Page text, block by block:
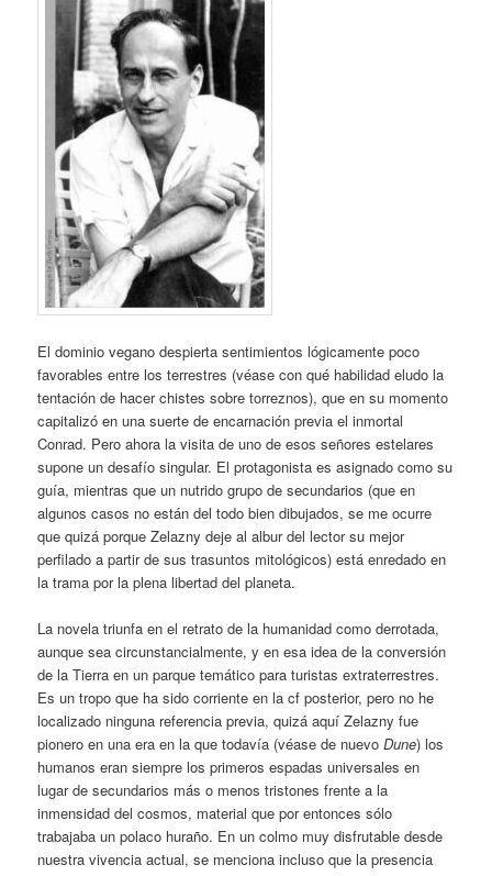
El dominio vegano despierta sentimientos lógicamente poco
favorables entre los terrestres (véase con qué habilidad eludo la
tentación de hacer chistes sobre torreznos), que en su momento
capitalizó en una suerte de encarnación previa el inmortal
Conrad. Pero ahora la visita de uno de esos señores estelares
supone un desafío singular. El protagonista es asignado como su
guía, mientras que un nutrido grupo de secundarios (que en
algunos casos no están del todo bien dibujados, se me ocurre
que quizá porque Zelazny deje al albur del lector su mejor
perfilado a partir de sus trasuntos mitológicos) está enredado en
la trama por la plena libertad del planeta.
La novela triunfa en el retrato de la humanidad como derrotada,
aunque sea circunstancialmente, y en esa idea de la conversión
de la Tierra en un parque temático para turistas extraterrestres.
Es un tropo que ha sido corriente en la cf posterior, pero no he
localizado ninguna referencia previa, quizá aquí Zelazny fue
pionero en una era en la que todavía (véase de nuevoDune) los
humanos eran siempre los primeros espadas universales en
lugar de secundarios más o menos tristones frente a la
inmensidad del cosmos, material que por entonces sólo
trabajaba un polaco huraño. En un colmo muy disfrutable desde
nuestra vivencia actual, se menciona incluso que la presencia